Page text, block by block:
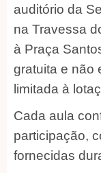
auditório da
na Travessa
à Praça
gratuita e não
limitada à
Cada aula
participação,
fornecidas